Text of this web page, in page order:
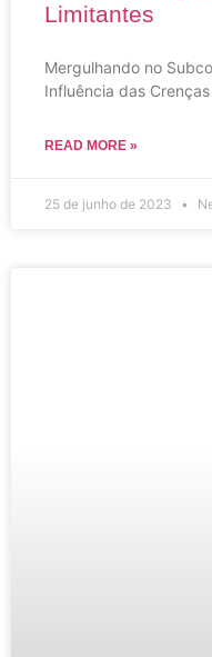
Limitantes
Mergulhando no
Influência das Crenças
READ MORE »
25 de junho de 2023